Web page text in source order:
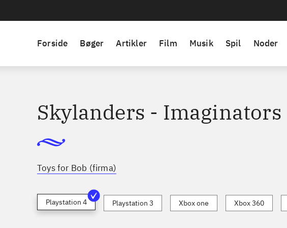
Forside Bøger Artikler Film Musik Spil Noder
Skylanders - Imaginators
Toys for Bob (firma)
Playstation 4 Playstation 3 Xbox one Xbox 360